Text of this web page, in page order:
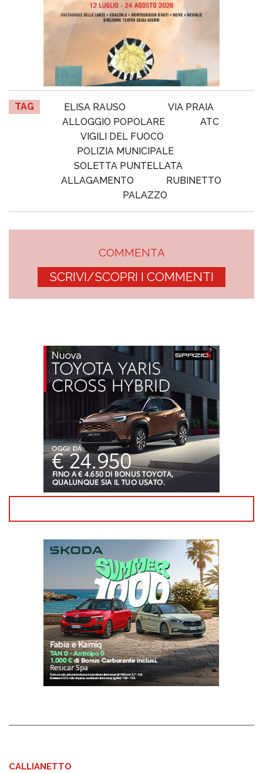
TAG ELISA RAUSO
VIA PRAIA
ALLOGGIO POPOLARE
ATC
VIGILI DEL FUOCO
POLIZIA MUNICIPALE
SOLETTA PUNTELLATA
ALLAGAMENTO
RUBINETTO
PALAZZO
COMMENTA
SCRIVI/SCOPRI I COMMENTI
CALLIANETTO